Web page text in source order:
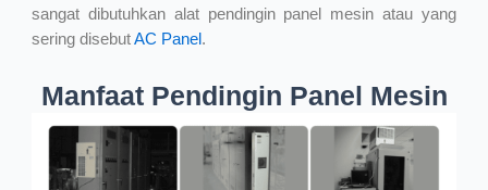
sangat dibutuhkan alat pendingin panel mesin atau yang
sering disebutAC Panel .
Manfaat Pendingin Panel Mesin